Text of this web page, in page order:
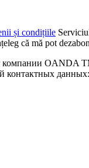
și condițiile
că mă pot
компании OANDA
контактных данных: